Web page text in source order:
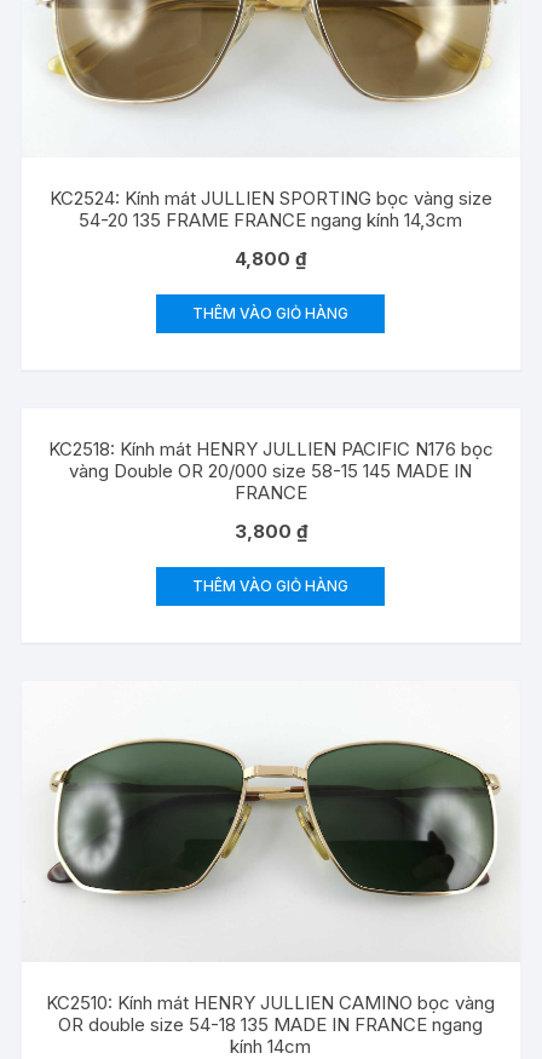
KC2524: Kính mát JULLIEN SPORTING bọc vàng size
54-20 135 FRAME FRANCE ngang kính 14,3cm
4,800₫
THÊM VÀO GIỎ HÀNG
KC2518: Kính mát HENRY JULLIEN PACIFIC N176 bọc
vàng Double OR 20/000 size 58-15 145 MADE IN
FRANCE
3,800 ₫
THÊM VÀO GIỎ HÀNG
KC2510: Kính mát HENRY JULLIEN CAMINO bọc vàng
OR double size 54-18 135 MADE IN FRANCE ngang
kính 14cm